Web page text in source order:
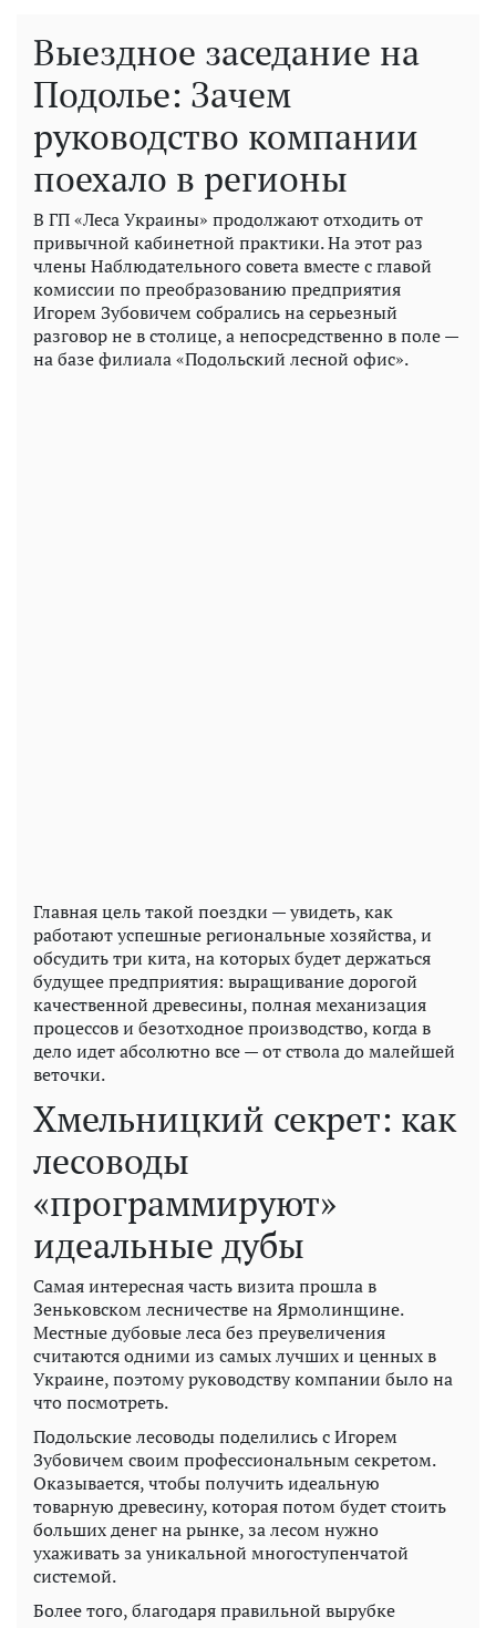
Выездное заседание на
Подолье: Зачем
руководство компании
поехало в регионы
В ГП «Леса Украины» продолжают отходить от
привычной кабинетной практики. На этот раз
члены Наблюдательного совета вместе с главой
комиссии по преобразованию предприятия
Игорем Зубовичем собрались на серьезный
разговор не в столице, а непосредственно в поле —
на базе филиала «Подольский лесной офис».
Главная цель такой поездки — увидеть, как
работают успешные региональные хозяйства, и
обсудить три кита, на которых будет держаться
будущее предприятия: выращивание дорогой
качественной древесины, полная механизация
процессов и безотходное производство, когда в
дело идет абсолютно все — от ствола до малейшей
веточки.
Хмельницкий секрет: как
лесоводы
«программируют»
идеальные дубы
Самая интересная часть визита прошла в
Зеньковском лесничестве на Ярмолинщине.
Местные дубовые леса без преувеличения
считаются одними из самых лучших и ценных в
Украине, поэтому руководству компании было на
что посмотреть.
Подольские лесоводы поделились с Игорем
Зубовичем своим профессиональным секретом.
Оказывается, чтобы получить идеальную
товарную древесину, которая потом будет стоить
больших денег на рынке, за лесом нужно
ухаживать за уникальной многоступенчатой ​​
системой.
Более того, благодаря правильной вырубке